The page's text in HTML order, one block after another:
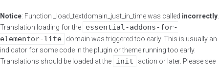
Notice: Function _load_textdomain_just_in_time was called incorrectly
Translation loading for the
essential-addons-for-
elementor-lite
domain was triggered too early. This is usually an
indicator for some code in the plugin or theme running too early.
Translations should be loaded at the
init
action or later. Please see